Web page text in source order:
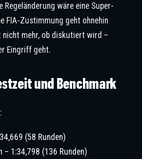
wäre eine Super-
FIA-Zustimmung geht ohnehin
nicht mehr, ob diskutiert wird –
Eingriff geht.
und Benchmark
(58 Runden)
– 1:34,798 (136 Runden)